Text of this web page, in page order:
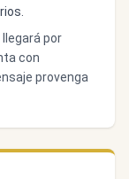
por
con
provenga